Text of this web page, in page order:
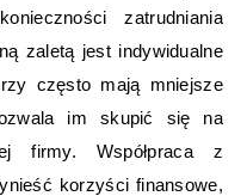
zatrudniania
zaletą jest indywidualne
często mają mniejsze
im skupić się na
firmy. Współpraca z
korzyści finansowe,